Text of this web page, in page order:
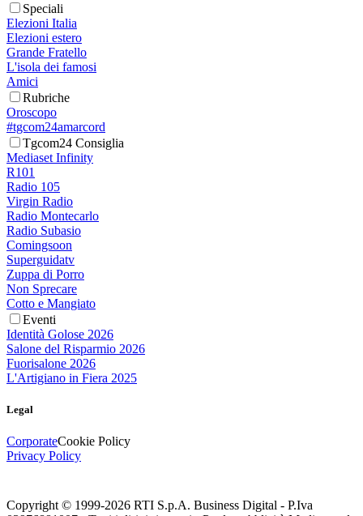
Speciali
Elezioni Italia
Elezioni estero
Grande Fratello
L'isola dei famosi
Amici
Rubriche
Oroscopo
#tgcom24amarcord
Tgcom24 Consiglia
Mediaset Infinity
R101
Radio 105
Virgin Radio
Radio Montecarlo
Radio Subasio
Comingsoon
Superguidatv
Zuppa di Porro
Non Sprecare
Cotto e Mangiato
Eventi
Identità Golose 2026
Salone del Risparmio 2026
Fuorisalone 2026
L'Artigiano in Fiera 2025
Legal
CorporateCookie Policy
Privacy Policy
Copyright © 1999-2026 RTI S.p.A. Business Digital - P.Iva